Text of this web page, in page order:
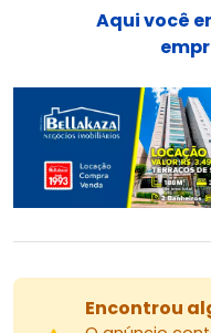
Aqui você
Encontrou